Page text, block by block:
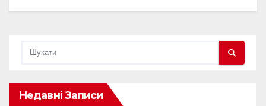
Недавні Записи